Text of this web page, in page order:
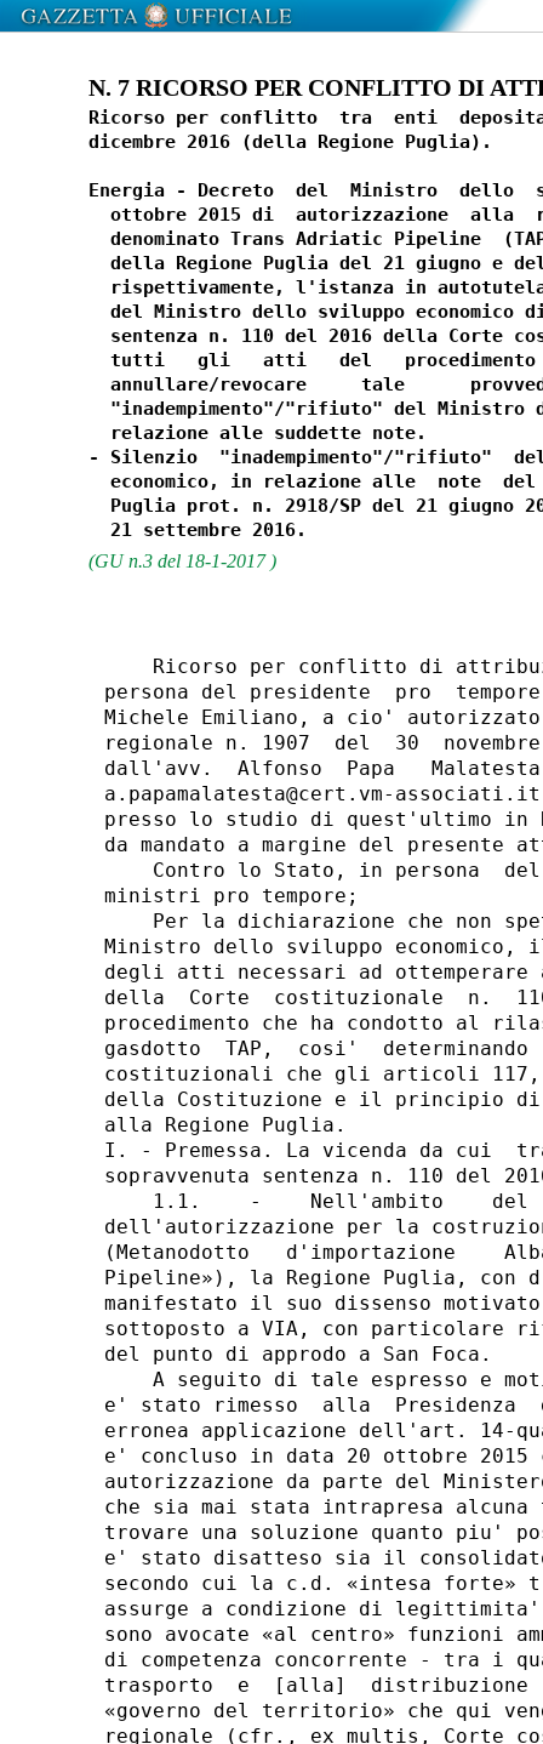
N. 7 RICORSO PER CONFLITTO DI
Ricorso per conflitto  tra  enti
dicembre 2016 (della Regione Puglia).
Energia - Decreto  del  Ministro  dello
ottobre 2015 di  autorizzazione  alla
denominato Trans Adriatic Pipeline
della Regione Puglia del 21 giugno e
rispettivamente, l'istanza in
del Ministro dello sviluppo economico
sentenza n. 110 del 2016 della Corte
tutti   gli   atti   del
annullare/revocare     tale
"inadempimento"/"rifiuto" del Ministro
  relazione alle suddette note.
- Silenzio  "inadempimento"/"rifiuto"
economico, in relazione alle  note
Puglia prot. n. 2918/SP del 21 giugno
(GU n.3 del 18-1-2017 )
Ricorso per conflitto di attribuzione della  Regione  Puglia,  in
persona del presidente  pro  tempore  della  giunta  regionale  dott.
Michele Emiliano, a cio' autorizzato con deliberazione  della  giunta
regionale n. 1907  del  30  novembre  2016,  rappresentato  e  difeso
dall'avv.  Alfonso  Papa   Malatesta   del   Foro   di   Roma   (pec:
a.papamalatesta@cert.vm-associati.it)  ed  elettivamente  domiciliato
presso lo studio di quest'ultimo in Roma, piazza Barberini  12,  come
da mandato a margine del presente atto; 
    Contro lo Stato, in persona  del  Presidente  del  Consiglio  dei
ministri pro tempore; 
    Per la dichiarazione che non spetta allo Stato,  e  per  esso  al
Ministro dello sviluppo economico, il  potere  di  negare  l'adozione
degli atti necessari ad ottemperare a quanto statuito dalla  sentenza
della  Corte  costituzionale  n.  110  del  2016  in   relazione   al
procedimento che ha condotto al rilascio dell'autorizzazione  per  il
gasdotto  TAP,  cosi'  determinando  una  lesione  alle  attribuzioni
costituzionali che gli articoli 117, terzo comma, e 118, primo comma,
della Costituzione e il principio di leale collaborazione riconoscono
alla Regione Puglia. 
I. - Premessa. La vicenda da cui  trae  origine  il  conflitto  e  la
sopravvenuta sentenza n. 110 del 2016 della Corte costituzionale. 
    1.1.    -    Nell'ambito    del    procedimento    di    rilascio
dell'autorizzazione per la costruzione e l'esercizio del gasdotto TAP
(Metanodotto   d'importazione    Albania-Italia    «Trans    Adriatic
Pipeline»), la Regione Puglia, con d.G.R. n. 2006/2011, ha fermamente
manifestato il suo dissenso motivato sul progetto presentato  e  gia'
sottoposto a VIA, con particolare riferimento alla scelta progettuale
del punto di approdo a San Foca. 
    A seguito di tale espresso e motivato dissenso,  il  procedimento
e' stato rimesso  alla  Presidenza  del  Consiglio  dei  ministri  in
erronea applicazione dell'art. 14-quater, legge n. 241 del 1990, e si
e' concluso in data 20 ottobre 2015 con il  rilascio  della  predetta
autorizzazione da parte del Ministero dello sviluppo economico, senza
che sia mai stata intrapresa alcuna trattativa  con  la  Regione  per
trovare una soluzione quanto piu' possibile condivisa. In questo modo
e' stato disatteso sia il consolidato orientamento  di  questa  Corte
secondo cui la c.d. «intesa forte» tra Stato  e  regione  interessata
assurge a condizione di legittimita' delle leggi statali con le quali
sono avocate «al centro» funzioni amministrative ricadenti in  ambiti
di competenza concorrente - tra i quali figura la  «produzione,  [al]
trasporto  e  [alla]  distribuzione  nazionale  dell'energia»  e   il
«governo del territorio» che qui vengono in  rilievo  -  o  residuale
regionale (cfr., ex multis, Corte costituzionale, sentenza n. 239 del
2013), sia la normativa applicabile al caso  di  specie,  ovvero  gli
articoli 52-quinquies, commi 2 e  5,  decreto  del  Presidente  della
Repubblica n. 327 del 2001, e 1, comma 8-bis, legge n. 239 del 2004. 
    In conseguenza di cio', la Regione Puglia ha deciso di  adire  il
Giudice amministrativo impugnando il provvedimento con  il  quale  e'
stata rilasciata l'autorizzazione  alla  realizzazione  del  gasdotto
TAP, ed attualmente la controversia e' pendente in grado  di  appello
davanti al Consiglio di Stato. 
    I.2. - Nelle more del predetto giudizio, tuttavia,  con  sentenza
n. 110 del 2016, depositata lo scorso 20 maggio, questa ecc.ma  Corte
ha definitivamente chiarito che il citato art.  52-quinquies  prevede
«la  cosiddetta  intesa  "forte"  ai  fini  della  localizzazione   e
realizzazione delle infrastrutture lineari energetiche  quale  modulo
procedimentale necessario per  assicurare  l'adeguata  partecipazione
delle regioni allo  svolgimento  di  procedimenti  incidenti  su  una
molteplicita'   di   loro   competenze»,   che   «ai   "gasdotti   di
approvvigionamento di gas dall'estero" e' pienamente  applicabile  il
disposto dell'art. 52-quinquies, comma 5, del decreto del  Presidente
della Repubblica n. 327 del 2001, che  prevede  l'adozione,  d'intesa
con  le   Regioni,   dell'atto   conclusivo   del   procedimento   di
autorizzazione   alla   costruzione   e   all'esercizio    di    ogni
infrastruttura lineare energetica», e, infine, che «l'intesa prevista
dall'art. 52-quinquies, comma 5, del  decreto  del  Presidente  della
Repubblica n. 327 del 2001, [...] non puo' che riguardare  anche  "le
operazioni preparatorie necessarie alla redazione dei progetti  e  le
relative opere connesse"». 
    La  citata  sentenza  n.  110  del  2016,  dunque,  contiene  una
precisazione nuova e di fondamentale rilevanza, poiche' se  prima  di
tale pronuncia interpretativa non era affatto pacifico  che  l'intesa
«forte» di cui  all'art.  52-quinquies,  comma  5,  del  decreto  del
Presidente della Repubblica n. 327 del 2001 fosse  applicabile  anche
ai gasdotti di approvvigionamento di gas dall'estero  e  che  dovesse
essere acquisita anche in riferimento alle  «operazioni  preparatorie
necessarie